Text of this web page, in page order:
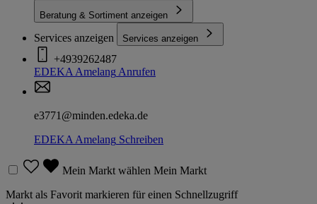
Beratung & Sortiment anzeigen
Services anzeigen Services anzeigen
+4939262487
EDEKA Amelang Anrufen
e3771@minden.edeka.de
EDEKA Amelang Schreiben
Mein Markt wählen Mein Markt
Markt als Favorit markieren für einen Schnellzugriff